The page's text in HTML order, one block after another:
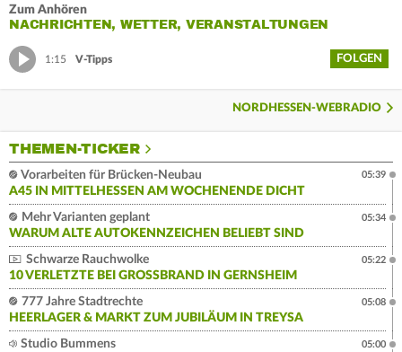
Zum Anhören
NACHRICHTEN, WETTER, VERANSTALTUNGEN
1:15 V-Tipps FOLGEN
NORDHESSEN-WEBRADIO
THEMEN-TICKER
Vorarbeiten für Brücken-Neubau
A45 IN MITTELHESSEN AM WOCHENENDE DICHT
05:39
Mehr Varianten geplant
WARUM ALTE AUTOKENNZEICHEN BELIEBT SIND
05:34
Schwarze Rauchwolke
10 VERLETZTE BEI GROSSBRAND IN GERNSHEIM
05:22
777 Jahre Stadtrechte
HEERLAGER & MARKT ZUM JUBILÄUM IN TREYSA
05:08
Studio Bummens
05:00